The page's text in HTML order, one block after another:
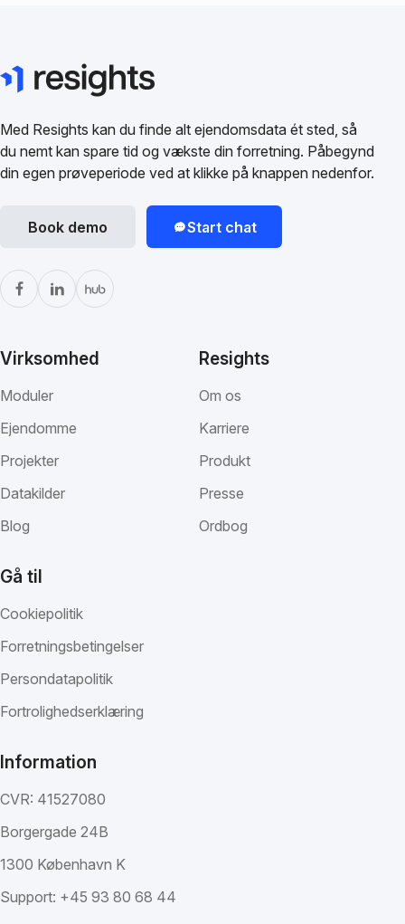
Med Resights kan du finde alt ejendomsdata ét sted, så
du nemt kan spare tid og vækste din forretning. Påbegynd
din egen prøveperiode ved at klikke på knappen nedenfor.
Book demo Start chat
Virksomhed
Moduler
Ejendomme
Projekter
Datakilder
Blog
Resights
Om os
Karriere
Produkt
Presse
Ordbog
Gå til
Cookiepolitik
Forretningsbetingelser
Persondatapolitik
Fortrolighedserklæring
Information
CVR: 41527080
Borgergade 24B
1300 København K
Support: +45 93 80 68 44